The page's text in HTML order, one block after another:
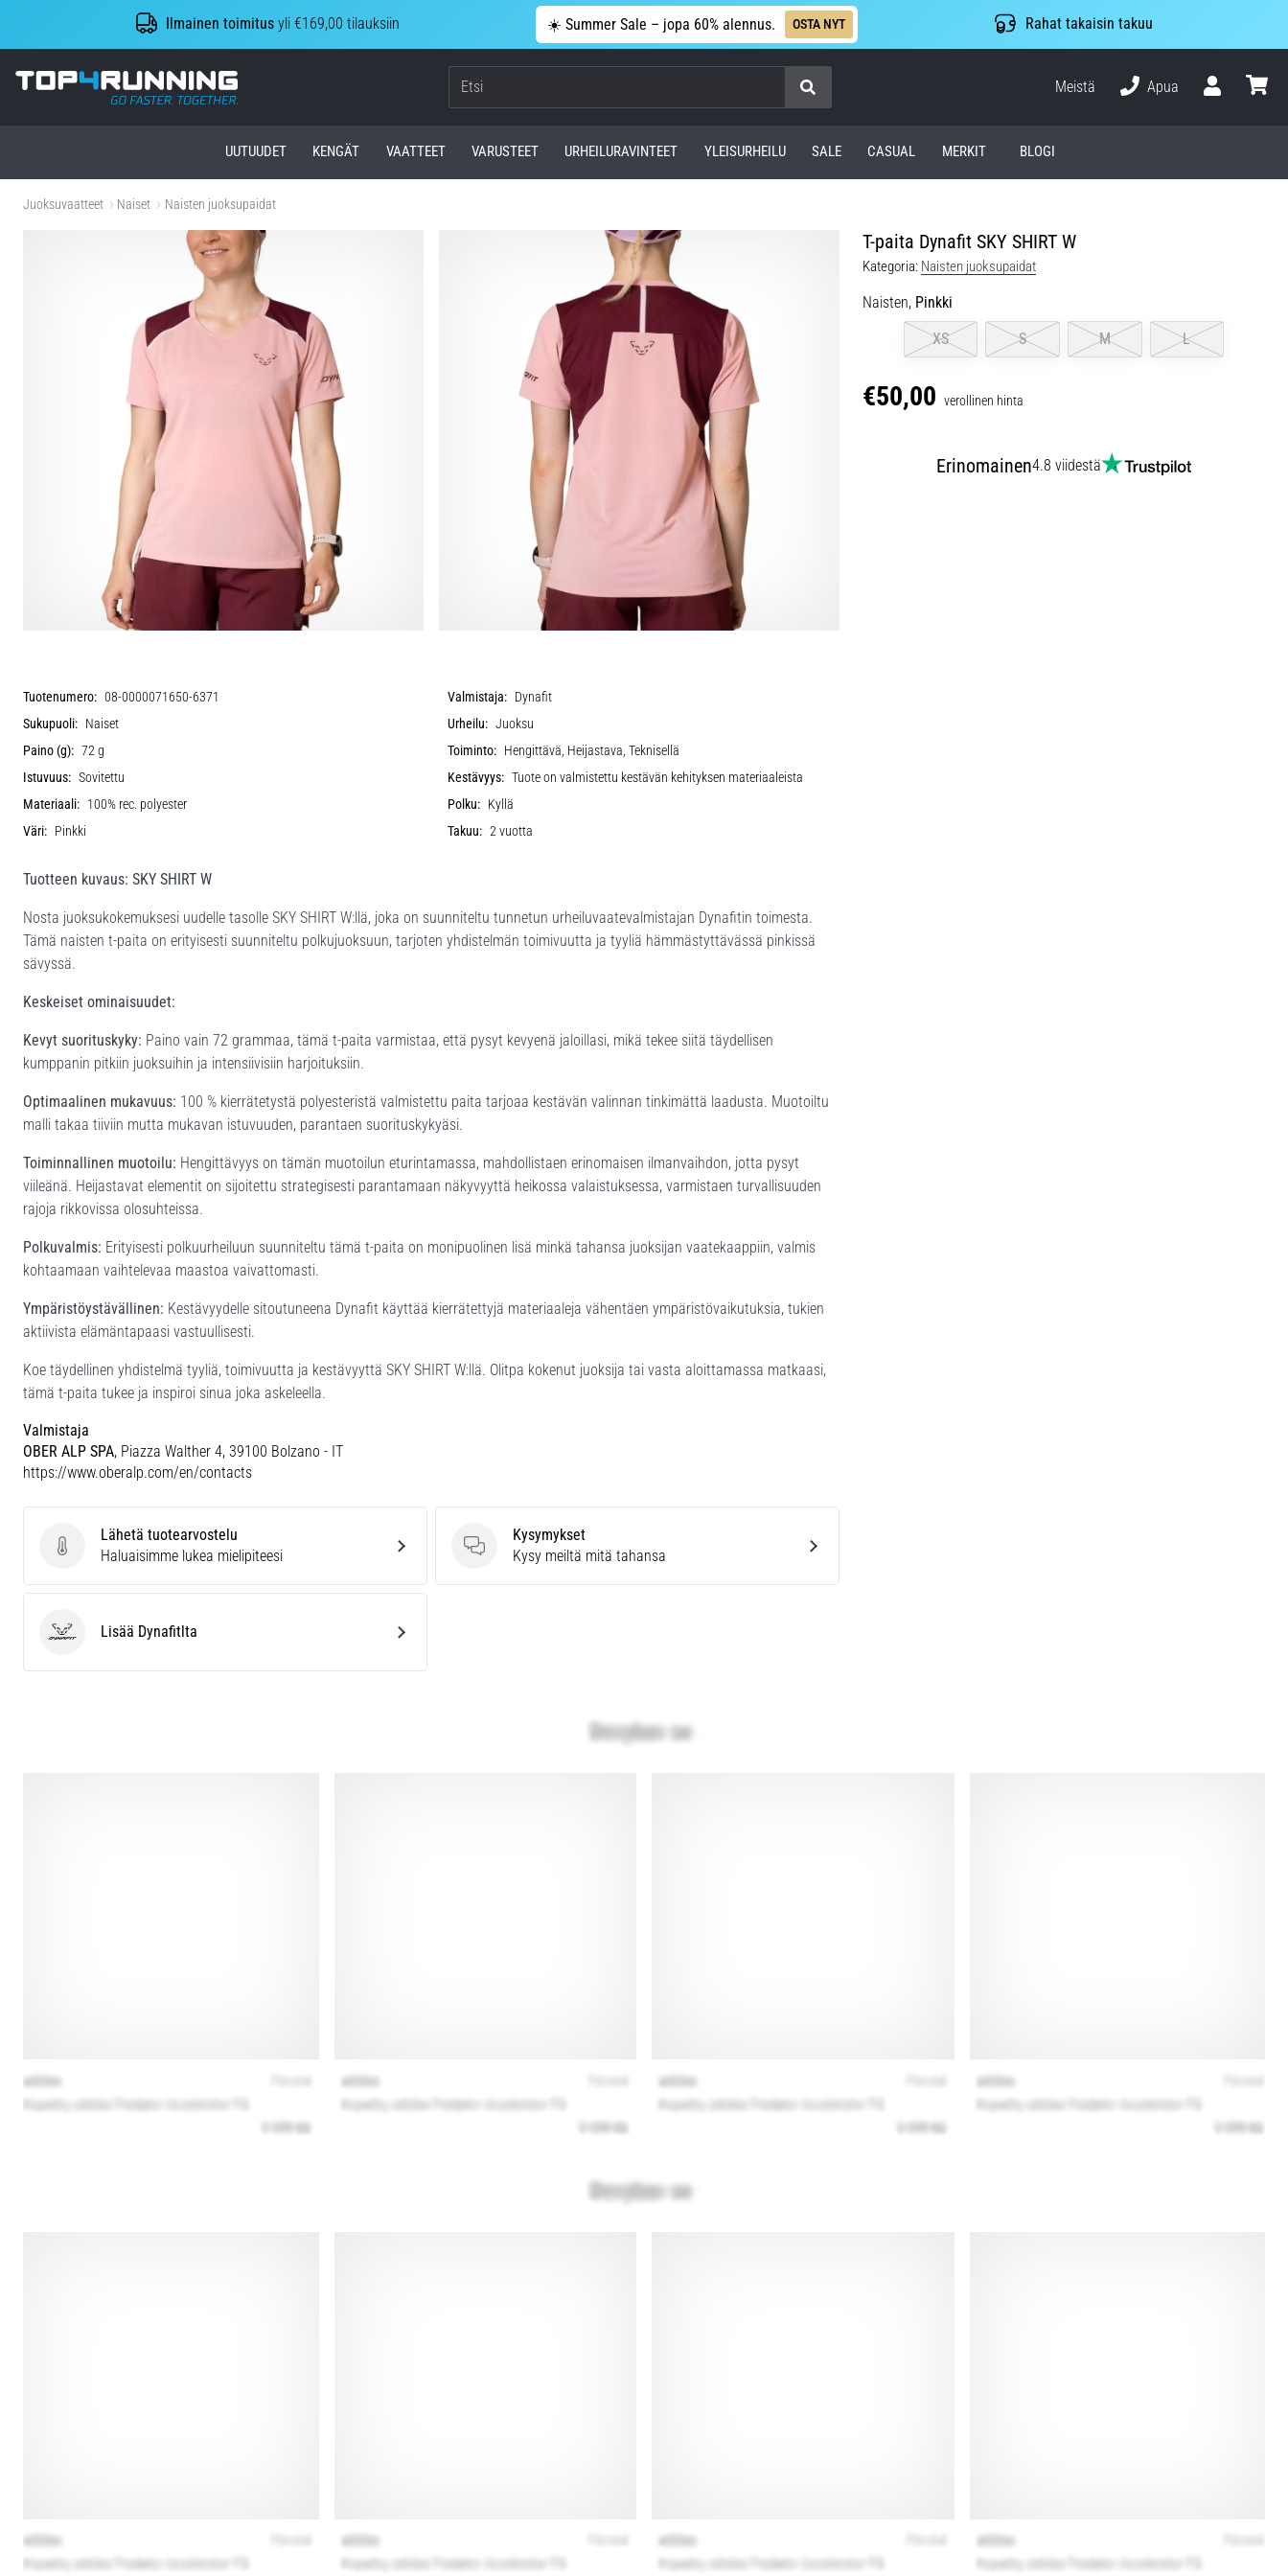
Ilmainen toimitus yli €169,00 tilauksiin ☀️ Summer Sale – jopa 60% alennus. OSTA NYT Rahat takaisin takuu
Top4Running.fi
Meistä
Apua
UUTUUDET KENGÄT VAATTEET VARUSTEET URHEILURAVINTEET YLEISURHEILU SALE CASUAL MERKIT BLOGI
Juoksuvaatteet Naiset Naisten juoksupaidat
T-paita Dynafit SKY SHIRT W
Kategoria: Naisten juoksupaidat
Naisten, Pinkki
XS
S M L
€50,00 verollinen hinta
Erinomainen4.8 viidestä
Tuotenumero: 08-0000071650-6371 Valmistaja: Dynafit
Sukupuoli: Naiset Urheilu: Juoksu
Paino (g): 72 g Toiminto: Hengittävä, Heijastava, Teknisellä
Istuvuus: Sovitettu Kestävyys: Tuote on valmistettu kestävän kehityksen materiaaleista
Materiaali: 100% rec. polyester Polku: Kyllä
Väri: Pinkki Takuu: 2 vuotta
Tuotteen kuvaus: SKY SHIRT W
Nosta juoksukokemuksesi uudelle tasolle SKY SHIRT W:llä, joka on suunniteltu tunnetun urheiluvaatevalmistajan Dynafitin toimesta.
Tämä naisten t-paita on erityisesti suunniteltu polkujuoksuun, tarjoten yhdistelmän toimivuutta ja tyyliä hämmästyttävässä pinkissä
sävyssä.
Keskeiset ominaisuudet:
Kevyt suorituskyky: Paino vain 72 grammaa, tämä t-paita varmistaa, että pysyt kevyenä jaloillasi, mikä tekee siitä täydellisen
kumppanin pitkiin juoksuihin ja intensiivisiin harjoituksiin.
Optimaalinen mukavuus: 100 % kierrätetystä polyesteristä valmistettu paita tarjoaa kestävän valinnan tinkimättä laadusta. Muotoiltu
malli takaa tiiviin mutta mukavan istuvuuden, parantaen suorituskykyäsi.
Toiminnallinen muotoilu: Hengittävyys on tämän muotoilun eturintamassa, mahdollistaen erinomaisen ilmanvaihdon, jotta pysyt
viileänä. Heijastavat elementit on sijoitettu strategisesti parantamaan näkyvyyttä heikossa valaistuksessa, varmistaen turvallisuuden
rajoja rikkovissa olosuhteissa.
Polkuvalmis: Erityisesti polkuurheiluun suunniteltu tämä t-paita on monipuolinen lisä minkä tahansa juoksijan vaatekaappiin, valmis
kohtaamaan vaihtelevaa maastoa vaivattomasti.
Ympäristöystävällinen: Kestävyydelle sitoutuneena Dynafit käyttää kierrätettyjä materiaaleja vähentäen ympäristövaikutuksia, tukien
aktiivista elämäntapaasi vastuullisesti.
Koe täydellinen yhdistelmä tyyliä, toimivuutta ja kestävyyttä SKY SHIRT W:llä. Olitpa kokenut juoksija tai vasta aloittamassa matkaasi,
tämä t-paita tukee ja inspiroi sinua joka askeleella.
Valmistaja
OBER ALP SPA, Piazza Walther 4, 39100 Bolzano - IT
https://www.oberalp.com/en/contacts
Lähetä tuotearvostelu
Lähetä tuotearvostelu
Haluaisimme lukea mielipiteesi
Kysymykset
Kysymykset
Kysy meiltä mitä tahansa
DynafitLisää Dynafitlta